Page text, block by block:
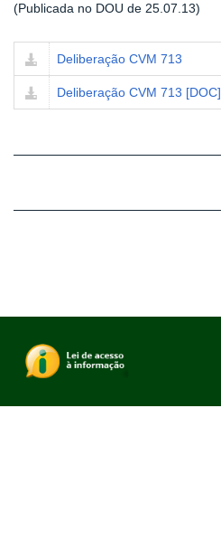
(Publicada no DOU de 25.07.13)
Deliberação CVM 713
Deliberação CVM 713 [DOC]